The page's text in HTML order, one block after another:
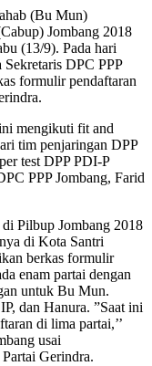
(Bu Mun)
Jombang 2018
(13/9). Pada hari
DPC PPP
formulir pendaftaran
mengikuti fit and
tim penjaringan DPP
test DPP PDI-P
PPP Jombang, Farid
Pilbup Jombang 2018
di Kota Santri
berkas formulir
enam partai dengan
untuk Bu Mun.
dan Hanura. ”Saat ini
di lima partai,’’
usai
Gerindra.